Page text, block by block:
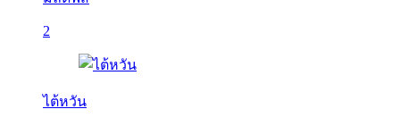
2
ไต้หวัน